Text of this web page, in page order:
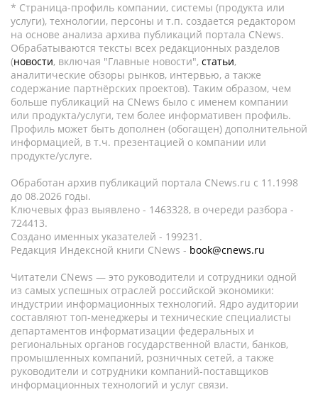
* Страница-профиль компании, системы (продукта или
услуги), технологии, персоны и т.п. создается редактором
на основе анализа архива публикаций портала CNews.
Обрабатываются тексты всех редакционных разделов
(новости, включая "Главные новости", статьи,
аналитические обзоры рынков, интервью, а также
содержание партнёрских проектов). Таким образом, чем
больше публикаций на CNews было с именем компании
или продукта/услуги, тем более информативен профиль.
Профиль может быть дополнен (обогащен) дополнительной
информацией, в т.ч. презентацией о компании или
продукте/услуге.
Обработан архив публикаций портала CNews.ru c 11.1998
до 08.2026 годы.
Ключевых фраз выявлено - 1463328, в очереди разбора -
724413.
Создано именных указателей - 199231.
Редакция Индексной книги CNews - book@cnews.ru
Читатели CNews — это руководители и сотрудники одной
из самых успешных отраслей российской экономики:
индустрии информационных технологий. Ядро аудитории
составляют топ-менеджеры и технические специалисты
департаментов информатизации федеральных и
региональных органов государственной власти, банков,
промышленных компаний, розничных сетей, а также
руководители и сотрудники компаний-поставщиков
информационных технологий и услуг связи.